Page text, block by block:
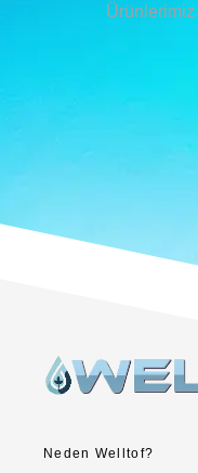
Ürünlerimiz
Neden Welltof?